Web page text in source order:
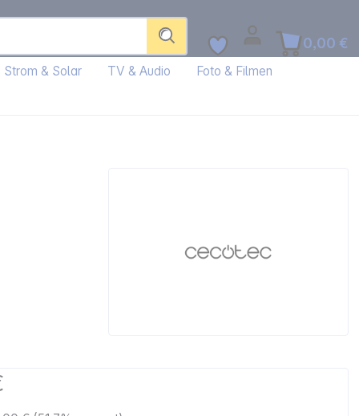
0,00 €
Strom & Solar TV & Audio Foto & Filmen